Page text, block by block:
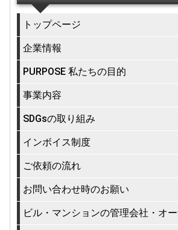
トップページ
企業情報
PURPOSE 私たちの目的
事業内容
SDGsの取り組み
インボイス制度
ご依頼の流れ
お問い合わせ時のお願い
ビル・マンションの管理会社・オ